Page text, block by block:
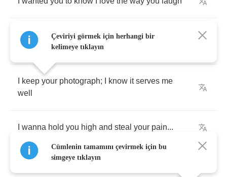
wanna hold you high and steal your pain
away
keep your photograph; know it serves me
well
wanna hold you high and steal your pain...
Çeviriyi görmek için herhangi bir
kelimeye tıklayın
Cümlenin tamamını çevirmek için bu
simgeye tıklayın